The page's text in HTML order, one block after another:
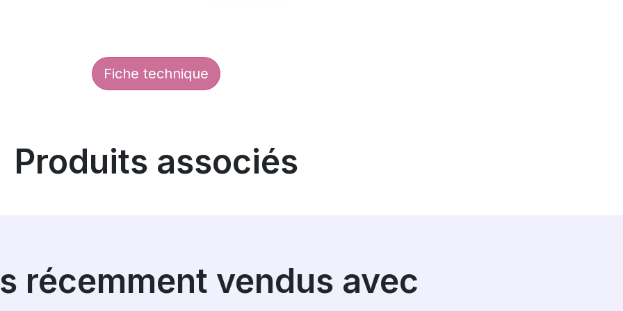
Fiche technique
Produits associés
récemment vendus avec